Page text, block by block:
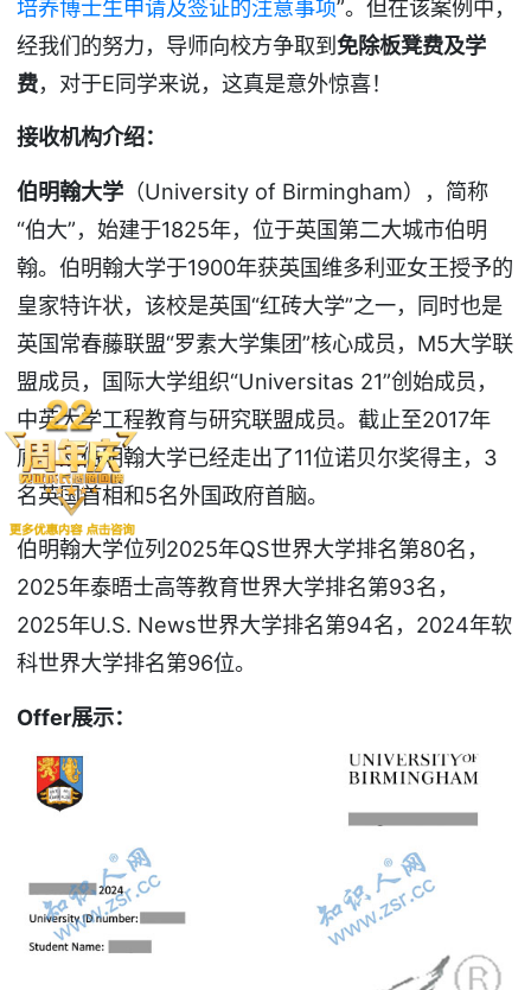
培养博士生申请及签证的注意事项”。但在该案例中，
经我们的努力，导师向校方争取到免除板凳费及学
费，对于E同学来说，这真是意外惊喜！
接收机构介绍：
伯明翰大学（University of Birmingham），简称
“伯大”，始建于1825年，位于英国第二大城市伯明
翰。伯明翰大学于1900年获英国维多利亚女王授予的
皇家特许状，该校是英国“红砖大学”之一，同时也是
英国常春藤联盟“罗素大学集团”核心成员，M5大学联
盟成员，国际大学组织“Universitas 21”创始成员，
中英大学工程教育与研究联盟成员。截止至2017年
底，从伯明翰大学已经走出了11位诺贝尔奖得主，3
名英国首相和5名外国政府首脑。
伯明翰大学位列2025年QS世界大学排名第80名，
2025年泰晤士高等教育世界大学排名第93名，
2025年U.S. News世界大学排名第94名，2024年软
科世界大学排名第96位。
Offer展示：